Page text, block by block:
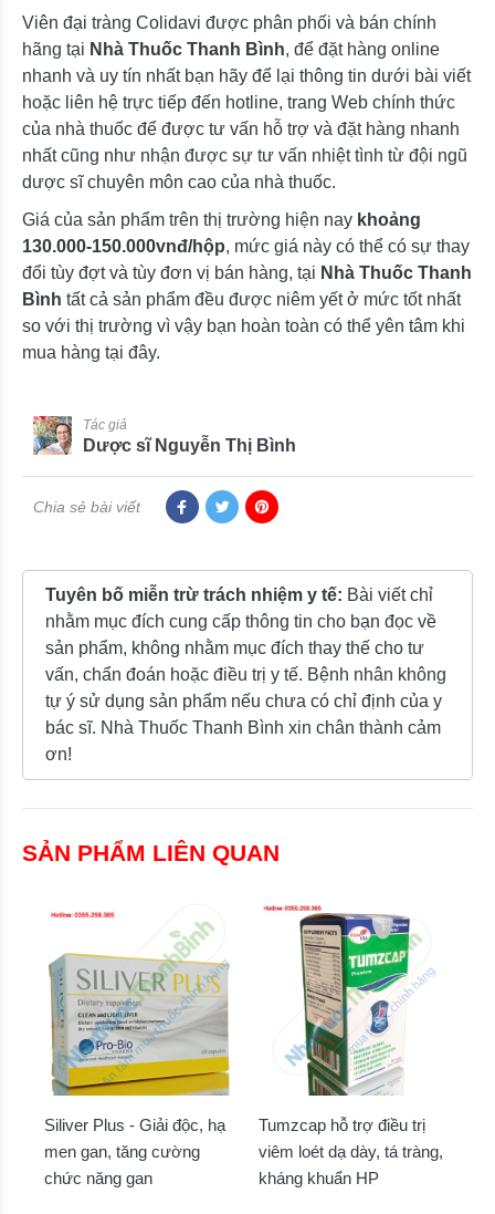
Viên đại tràng Colidavi được phân phối và bán chính
hãng tại Nhà Thuốc Thanh Bình, để đặt hàng online
nhanh và uy tín nhất bạn hãy để lại thông tin dưới bài viết
hoặc liên hệ trực tiếp đến hotline, trang Web chính thức
của nhà thuốc để được tư vấn hỗ trợ và đặt hàng nhanh
nhất cũng như nhận được sự tư vấn nhiệt tình từ đội ngũ
dược sĩ chuyên môn cao của nhà thuốc.
Giá của sản phẩm trên thị trường hiện nay khoảng
130.000-150.000vnđ/hộp, mức giá này có thể có sự thay
đổi tùy đợt và tùy đơn vị bán hàng, tại Nhà Thuốc Thanh
Bình tất cả sản phẩm đều được niêm yết ở mức tốt nhất
so với thị trường vì vậy bạn hoàn toàn có thể yên tâm khi
mua hàng tại đây.
Tác giả
Dược sĩ Nguyễn Thị Bình
Chia sẻ bài viết
Tuyên bố miễn trừ trách nhiệm y tế: Bài viết chỉ
nhằm mục đích cung cấp thông tin cho bạn đọc về
sản phẩm, không nhằm mục đích thay thế cho tư
vấn, chẩn đoán hoặc điều trị y tế. Bệnh nhân không
tự ý sử dụng sản phẩm nếu chưa có chỉ định của y
bác sĩ. Nhà Thuốc Thanh Bình xin chân thành cảm
ơn!
SẢN PHẨM LIÊN QUAN
Siliver Plus - Giải độc, hạ
men gan, tăng cường
chức năng gan
Tumzcap hỗ trợ điều trị
viêm loét dạ dày, tá tràng,
kháng khuẩn HP